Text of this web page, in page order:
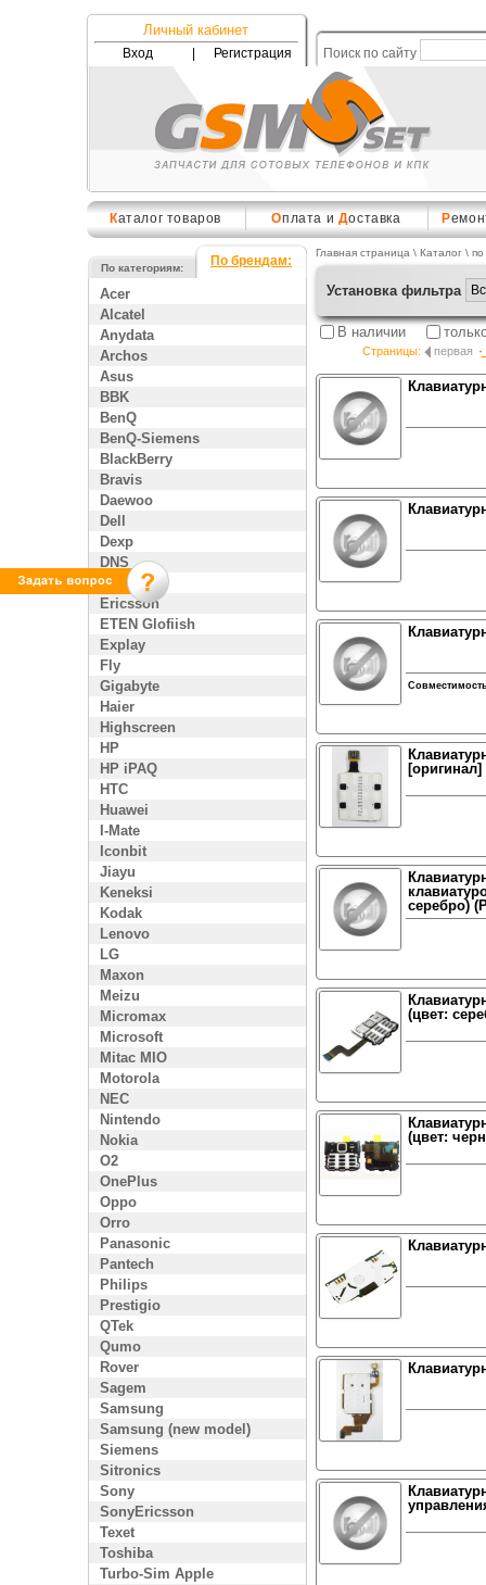
Личный кабинет
Вход Регистрация Поиск по сайту
Каталог товаров Оплата и Доставка Р
По категориям: По брендам:
Acer
Alcatel
Anydata
Archos
Asus
BBK
BenQ
BenQ-Siemens
BlackBerry
Bravis
Daewoo
Dell
Dexp
DNS
Enol
Ericsson
ETEN Glofiish
Explay
Fly
Gigabyte
Haier
Highscreen
HP
HP iPAQ
HTC
Huawei
I-Mate
Iconbit
Jiayu
Keneksi
Kodak
Lenovo
LG
Maxon
Meizu
Micromax
Microsoft
Mitac MIO
Motorola
NEC
Nintendo
Nokia
O2
OnePlus
Oppo
Orro
Panasonic
Pantech
Philips
Prestigio
QTek
Qumo
Rover
Sagem
Samsung
Samsung (new model)
Siemens
Sitronics
Sony
SonyEricsson
Texet
Toshiba
Turbo-Sim Apple
Главная страница \ Каталог\ по
Установка фильтра
В наличии
Страницы: первая
[оригинал]
серебро)
(цвет:
(цвет: